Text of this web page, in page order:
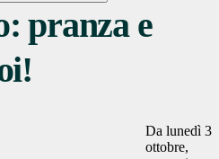
pranza e
Da lunedì 3
ottobre,